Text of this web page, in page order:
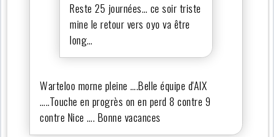
Reste 25 journées… ce soir triste
mine le retour vers oyo va être
long…
Warteloo morne pleine ….Belle équipe d'AIX
…..Touche en progrès on en perd 8 contre 9
contre Nice …. Bonne vacances